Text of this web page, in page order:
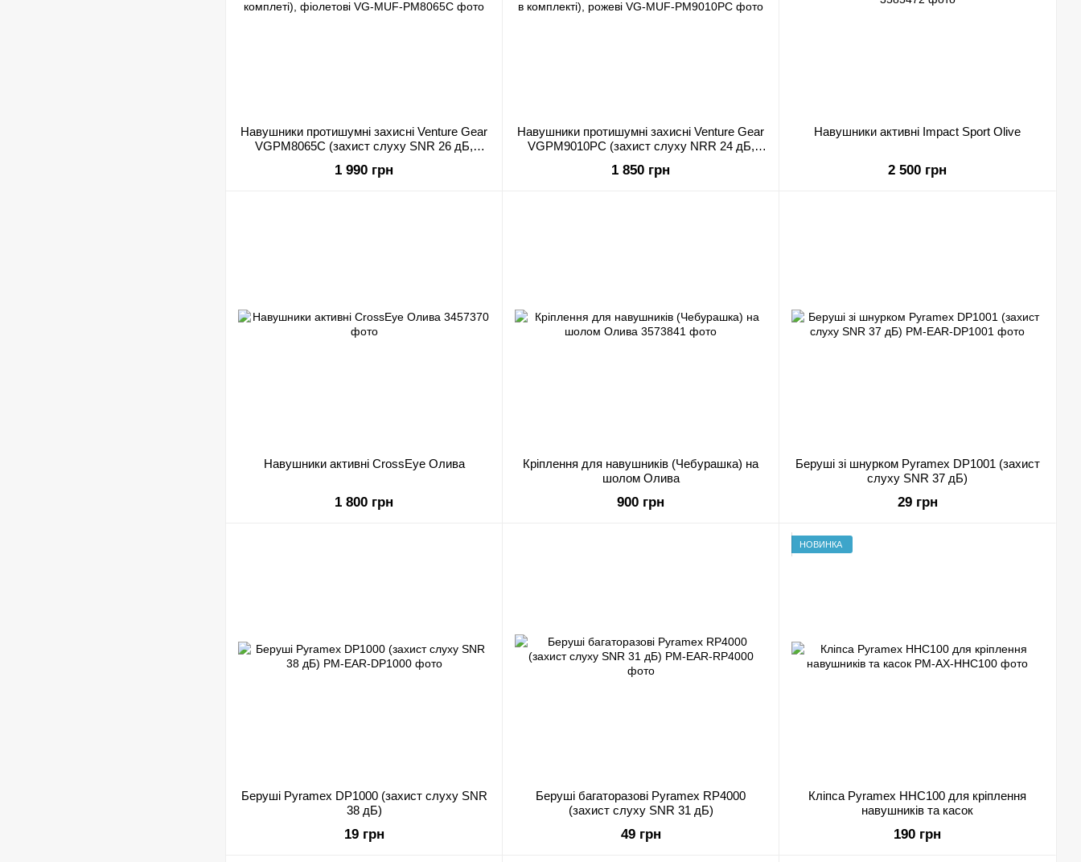
Навушники протишумні захисні Venture Gear
VGPM8065C (захист слуху SNR 26 дБ,
1 990 грн
Навушники протишумні захисні Venture Gear
VGPM9010PC (захист слуху NRR 24 дБ,
1 850 грн
Навушники активні Impact Sport Olive
2 500 грн
Навушники активні CrossEye Олива
1 800 грн
Кріплення для навушників (Чебурашка) на
шолом Олива
900 грн
Беруші зі шнурком Pyramex DP1001 (захист
слуху SNR 37 дБ)
29 грн
Беруші Pyramex DP1000 (захист слуху SNR
38 дБ)
19 грн
Беруші багаторазові Pyramex RP4000
(захист слуху SNR 31 дБ)
49 грн
НОВИНКА
Кліпса Pyramex HHC100 для кріплення
навушників та касок
190 грн